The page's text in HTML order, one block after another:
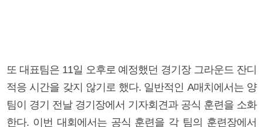
또 대표팀은 11일 오후로 예정했던 경기장 그라운드 잔디
적응 시간을 갖지 않기로 했다. 일반적인 A매치에서는 양
팀이 경기 전날 경기장에서 기자회견과 공식 훈련을 소화
한다. 이번 대회에서는 공식 훈련을 각 팀의 훈련장에서